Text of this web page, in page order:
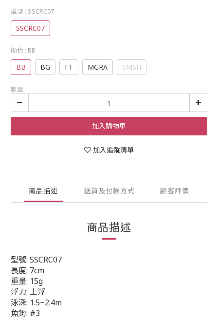
型號 : SSCRC07
SSCRC07
顏色 : BB
BB BG FT MGRA SMSH
數量
加入購物車
加入追蹤清單
商品描述 送貨及付款方式 顧客評價
商品描述
型號: SSCRC07
長度: 7cm
重量: 15g
浮力: 上浮
泳深: 1.5~2.4m
魚鉤: #3